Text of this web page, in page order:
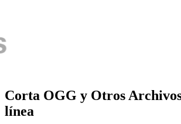
Corta OGG y Otros
línea